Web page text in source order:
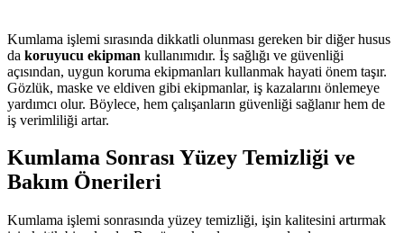
Kumlama işlemi sırasında dikkatli olunması gereken bir diğer husus
da koruyucu ekipman kullanımıdır. İş sağlığı ve güvenliği
açısından, uygun koruma ekipmanları kullanmak hayati önem taşır.
Gözlük, maske ve eldiven gibi ekipmanlar, iş kazalarını önlemeye
yardımcı olur. Böylece, hem çalışanların güvenliği sağlanır hem de
iş verimliliği artar.
Kumlama Sonrası Yüzey Temizliği ve
Bakım Önerileri
Kumlama işlemi sonrasında yüzey temizliği, işin kalitesini artırmak